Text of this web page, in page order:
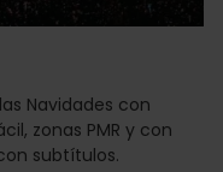
Navidades con
zonas PMR y con
subtítulos.